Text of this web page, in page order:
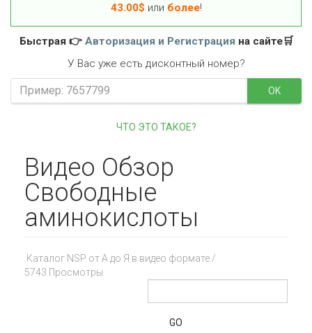
Видео Обзор
Свободные
аминокислоты
Каталог NSP от А до Я в видео формате/
5743 Просмотры
GO
43.00$ или более!
Быстрая 👉 Авторизация и Регистрацияна сайте🛒
У Вас уже есть дисконтный номер?
OK
ЧТО ЭТО ТАКОЕ?